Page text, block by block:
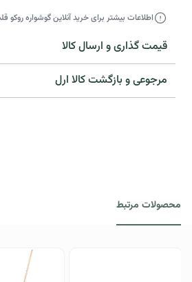
اطلاعات بیشتر برای خرید آنلاین گوشواره روکو
قیمت گذاری و ارسال کالا
مرجوعی و بازگشت کالا ارل​
محصولات مرتبط